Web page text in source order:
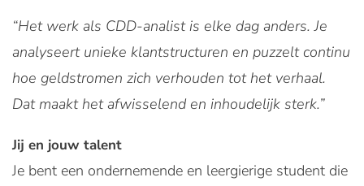
“Het werk als CDD-analist is elke dag anders. Je
analyseert unieke klantstructuren en puzzelt continu
hoe geldstromen zich verhouden tot het verhaal.
Dat maakt het afwisselend en inhoudelijk sterk.”
Jij en jouw talent
Je bent een ondernemende en leergierige student die